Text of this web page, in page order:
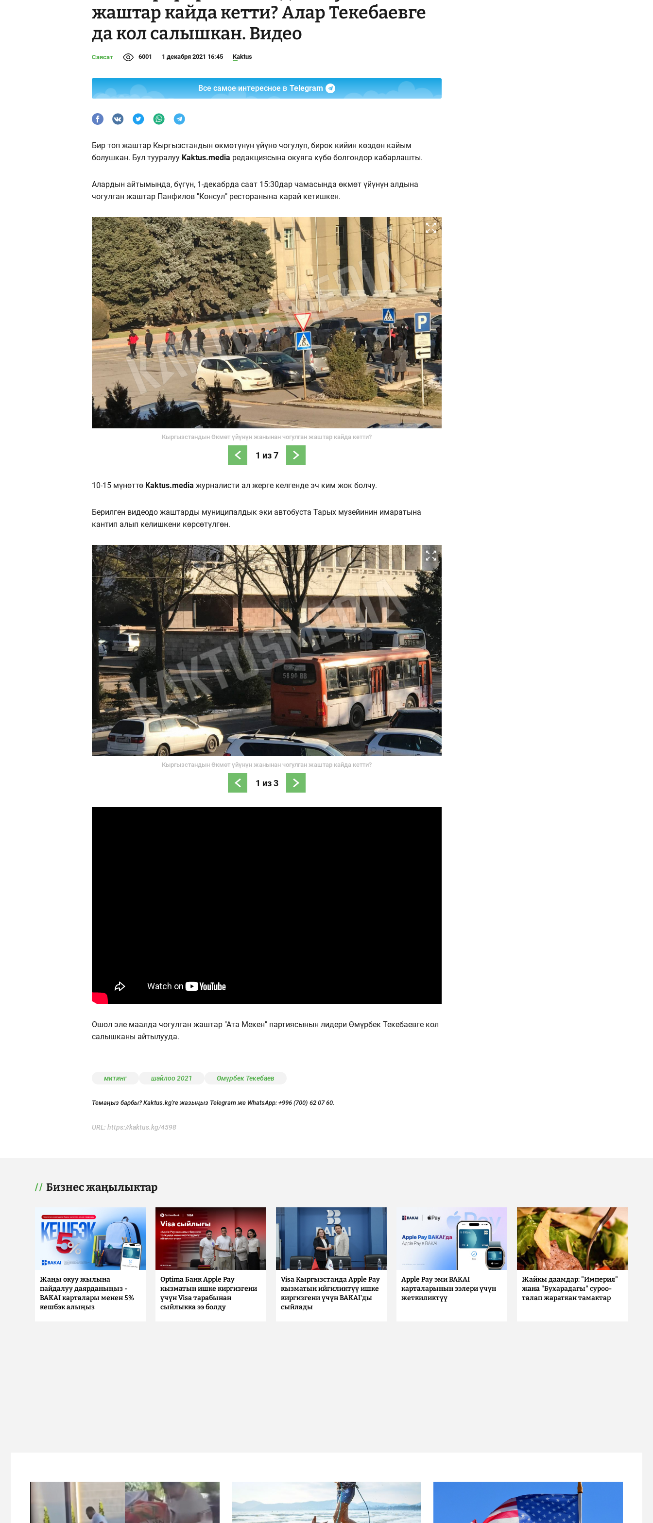
жаштар кайда кетти? Алар Текебаевге
да кол салышкан. Видео
Саясат 6001 1 декабря 2021 16:45 Kaktus
Все самое интересное в Telegram
Бир топ жаштар Кыргызстандын өкмөтүнүн үйүнө чогулуп, бирок кийин көздөн кайым
болушкан. Бул тууралуу Kaktus.media редакциясына окуяга күбө болгондор кабарлашты.
Алардын айтымында, бүгүн, 1-декабрда саат 15:30дар чамасында өкмөт үйүнүн алдына
чогулган жаштар Панфилов "Консул" ресторанына карай кетишкен.
Кыргызстандын Өкмөт үйүнүн жанынан чогулган жаштар кайда кетти?
1 из7
10-15 мүнөттө Kaktus.media журналисти ал жерге келгенде эч ким жок болчу.
Берилген видеодо жаштарды муниципалдык эки автобуста Тарых музейинин имаратына
кантип алып келишкени көрсөтүлгөн.
Кыргызстандын Өкмөт үйүнүн жанынан чогулган жаштар кайда кетти?
1 из3
Ошол эле маалда чогулган жаштар "Ата Мекен" партиясынын лидери Өмүрбек Текебаевге кол
салышканы айтылууда.
митинг шайлоо 2021 Өмүрбек Текебаев
Темаңыз барбы? Kaktus.kg'ге жазыңыз Telegram же WhatsApp: +996 (700) 62 07 60.
URL: https://kaktus.kg/4598
Бизнес жаңылыктар
Жаңы окуу жылына
пайдалуу даярданыңыз -
BAKAI карталары менен 5%
кешбэк алыңыз
Optima Банк Apple Pay
кызматын ишке киргизгени
үчүн Visa тарабынан
сыйлыкка ээ болду
Visa Кыргызстанда Apple Pay
кызматын ийгиликтүү ишке
киргизгени үчүн BAKAI'ды
сыйлады
Apple Pay эми BAKAI
карталарынын ээлери үчүн
жеткиликтүү
Жайкы даамдар: "Империя"
жана "Бухарадагы" суроо-
талап жараткан тамактар